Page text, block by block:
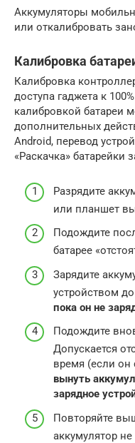
Аккумуляторы
или откалибровать
Калибровка
Калибровка
доступа гаджета к
калибровкой батареи
дополнительных
Android, перевод
«Раскачка»
Разрядите
или планшет
Подождите
батарее
Зарядите
устройством до
пока он не
Подождите
Допускается
время (если
вынуть
зарядное
Повторяйте
аккумулятор